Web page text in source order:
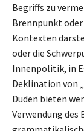
Begriffs zu
Brennpunkt
Kontexten
oder die
Innenpolitik, in
Deklination von
Duden bieten
Verwendung des